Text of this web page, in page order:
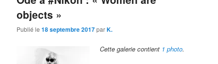
objects »
Publié le18 septembre 2017parK.
Cette galerie contient 1 photo.